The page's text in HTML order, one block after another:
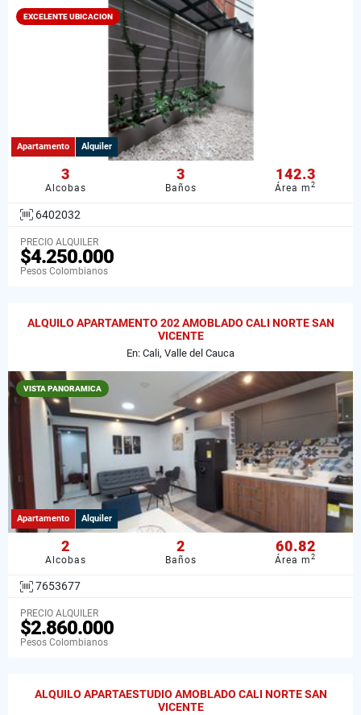
EXCELENTE UBICACION
Apartamento Alquiler
3
Alcobas
3
Baños
142.3
Área m2
6402032
PRECIO ALQUILER
$4.250.000
Pesos Colombianos
ALQUILO APARTAMENTO 202 AMOBLADO CALI NORTE SAN
VICENTE
En: Cali, Valle del Cauca
VISTA PANORAMICA
Apartamento Alquiler
2
Alcobas
2
Baños
60.82
Área m2
7653677
PRECIO ALQUILER
$2.860.000
Pesos Colombianos
ALQUILO APARTAESTUDIO AMOBLADO CALI NORTE SAN
VICENTE